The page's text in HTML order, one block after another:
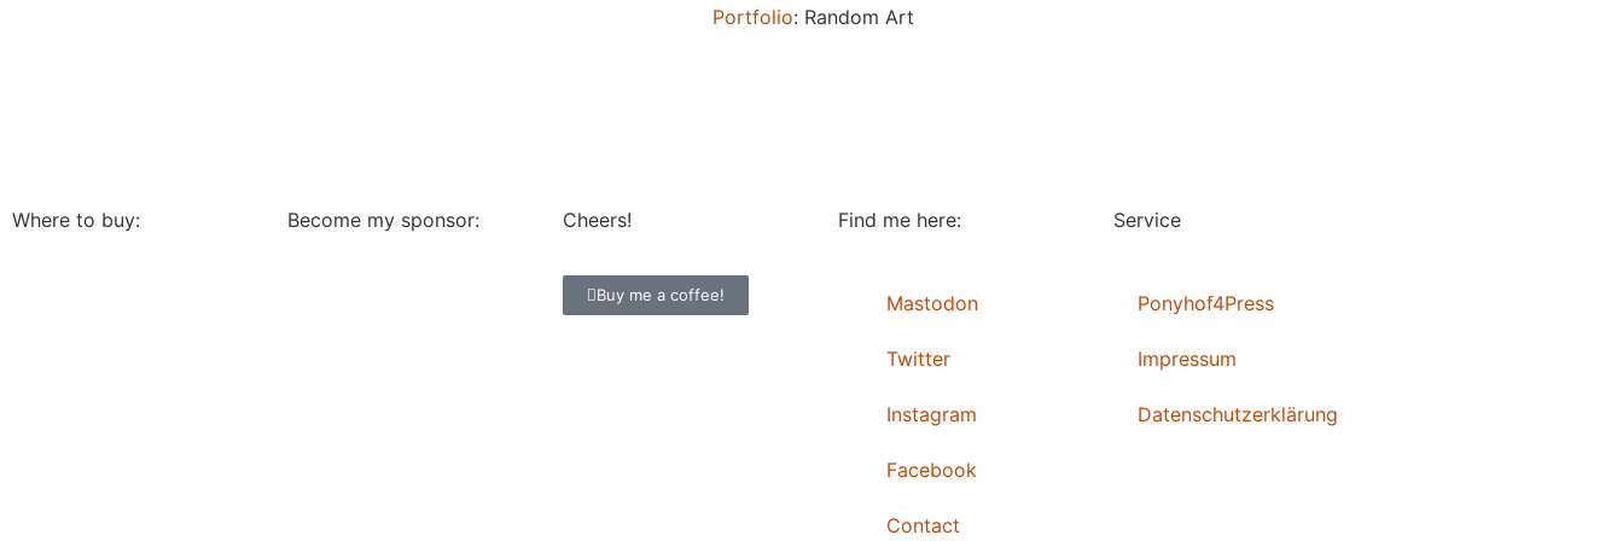
Portfolio: Random Art
Where to buy: Become my sponsor: Cheers!
Buy me a coffee!
Find me here:
Mastodon
Twitter
Instagram
Facebook
Contact
Service
Ponyhof4Press
Impressum
Datenschutzerklärung